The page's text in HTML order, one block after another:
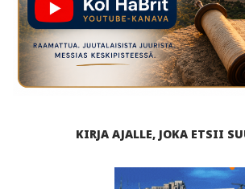
KIRJA AJALLE, JOKA ETSII